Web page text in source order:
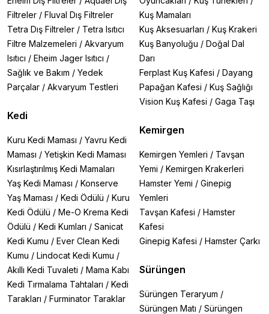
bileşenleri yok etmesinin yanı sıra akvaryum
canlılarının ihtiyacı olan bazı vitaminleri ve mineralleri
arıtılmış olan suya ilave etmektir. Bu sayede balıklar ve
bitkiler daha sağlıklı koşullara ulaşır. Canlıların sağlığı
için büyük önem ifade eden
düzenleyicilericanlılarla birebir temasta bulunan
ürünlerdir. Yani akvaryum canlıların sağlıkları her ne
kadar bu ekipmanlara bağlı olsa da yanlış bir seçim
yine doğrudan onların zarar görmesine neden olabilir.
Aldığınız su düzenleyici mutlaka bilindik ve kaliteli bir
marka olmalıdır. Suyun ph seviyesini düzenleyen
düzenleyicileri, yosun giderici kimyasal
, yeni bakteri kazanımını
destekleyenbakteri kültürleribilinen diğer
düzenleyiciler arasındadır. Bunun yanı sıra akvaryumda
barındırdığınız canlı çeşitliliği de aldığınız ürünün
çeşidini değiştirecektir. Su düzenleyici kategorisinde
bulunan zengin çeşitlilik arasından akvaryumunuza ve
canlı çeşidinize en uygun olanını seçerek daha sağlıklı
ve temiz bir akvaryuma sahip olabilirsiniz.
Kalitenin bir diğer adresi olanAtakan petshoponline
mağazamız üzerinden dilediğiniz su düzenleyicilerini
temin edebilir ve güvenle kullanabilirsiniz. Bu kategoride
en çok rağbet gören ürünlerimiz
Elixier, Sera Aquatan ve Jbl Biotopolürünleridir.
Filtreler / Fluval Dış Filtreler
Tetra Dış Filtreler / Tetra Isıtıcı
Filtre Malzemeleri / Akvaryum
Isıtıcı / Eheim Jager Isıtıcı /
Sağlık ve Bakım / Yedek
Parçalar / Akvaryum Testleri
Kedi
Kuru Kedi Maması / Yavru Kedi
Maması / Yetişkin Kedi Maması
Kısırlaştırılmış Kedi Mamaları
Yaş Kedi Maması / Konserve
Yaş Maması / Kedi Ödülü / Kuru
Kedi Ödülü / Me-O Krema Kedi
Ödülü / Kedi Kumları / Sanicat
Kedi Kumu / Ever Clean Kedi
Kumu / Lindocat Kedi Kumu /
Akıllı Kedi Tuvaleti / Mama Kabı
Kedi Tırmalama Tahtaları / Kedi
Tarakları / Furminator Taraklar
Kuş Mamaları
Kuş Aksesuarları / Kuş Krakeri
Kuş Banyoluğu / Doğal Dal
Darı
Ferplast Kuş Kafesi / Dayang
Papağan Kafesi / Kuş Sağlığı
Vision Kuş Kafesi / Gaga Taşı
Kemirgen
Kemirgen Yemleri / Tavşan
Yemi / Kemirgen Krakerleri
Hamster Yemi / Ginepig
Yemleri
Tavşan Kafesi / Hamster
Kafesi
Ginepig Kafesi / Hamster Çarkı
Sürüngen
Sürüngen Teraryum /
Sürüngen Matı / Sürüngen